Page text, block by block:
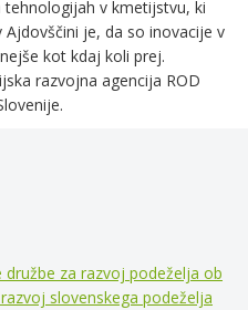
v kmetijstvu, ki
Ajdovščini je, da so inovacije v
kot kdaj koli prej.
razvojna agencija ROD
za razvoj podeželja ob
slovenskega podeželja